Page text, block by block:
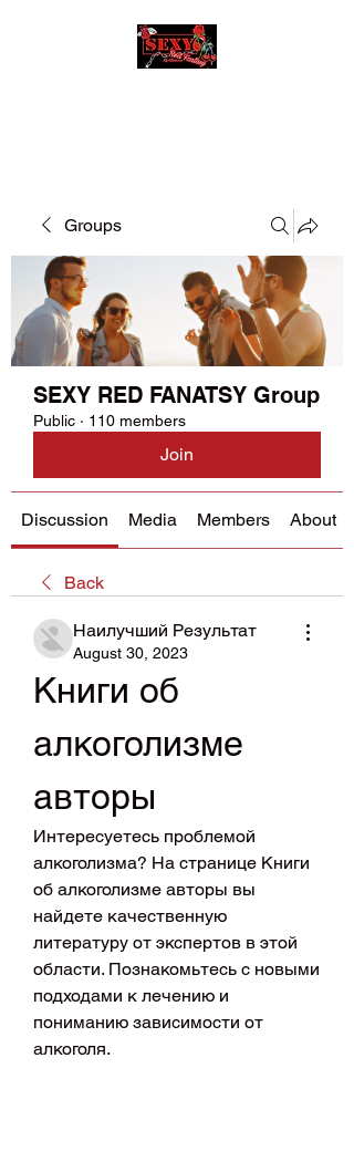
Groups
SEXY RED FANATSY Group
Public · 110 members
Join
Discussion Media Members About
Back
Наилучший Результат
August 30, 2023
Книги об
алкоголизме
авторы
Интересуетесь проблемой
алкоголизма? На странице Книги
об алкоголизме авторы вы
найдете качественную
литературу от экспертов в этой
области. Познакомьтесь с новыми
подходами к лечению и
пониманию зависимости от
алкоголя.